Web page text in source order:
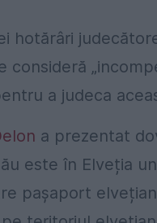
hotărâri
consideră
a judeca
a prezentat
este în Elveția
pașaport